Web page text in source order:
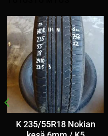
K 235/55R18 Nokian